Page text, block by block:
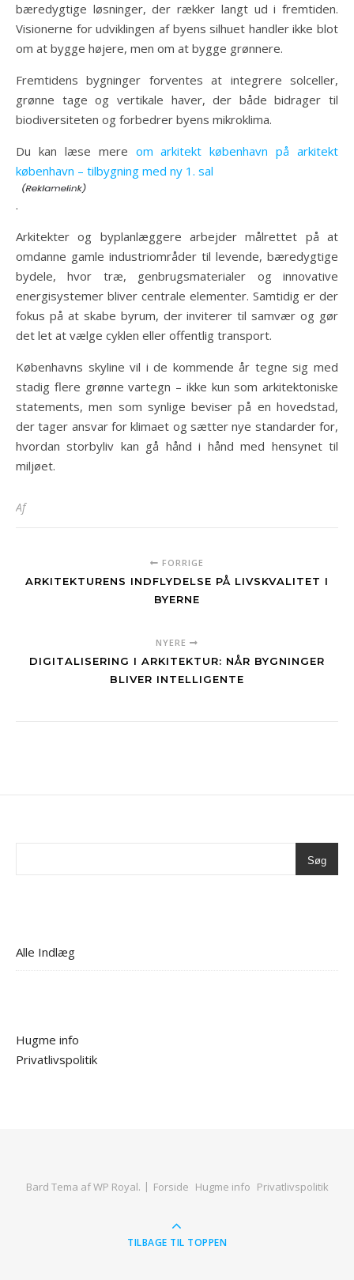
bæredygtige løsninger, der rækker langt ud i fremtiden.
Visionerne for udviklingen af byens silhuet handler ikke blot
om at bygge højere, men om at bygge grønnere.
Fremtidens bygninger forventes at integrere solceller,
grønne tage og vertikale haver, der både bidrager til
biodiversiteten og forbedrer byens mikroklima.
Du kan læse mere om arkitekt københavn på arkitekt
københavn – tilbygning med ny 1. sal
.
Arkitekter og byplanlæggere arbejder målrettet på at
omdanne gamle industriområder til levende, bæredygtige
bydele, hvor træ, genbrugsmaterialer og innovative
energisystemer bliver centrale elementer. Samtidig er der
fokus på at skabe byrum, der inviterer til samvær og gør
det let at vælge cyklen eller offentlig transport.
Københavns skyline vil i de kommende år tegne sig med
stadig flere grønne vartegn – ikke kun som arkitektoniske
statements, men som synlige beviser på en hovedstad,
der tager ansvar for klimaet og sætter nye standarder for,
hvordan storbyliv kan gå hånd i hånd med hensynet til
miljøet.
Af
FORRIGE
ARKITEKTURENS INDFLYDELSE PÅ LIVSKVALITET I
BYERNE
NYERE
DIGITALISERING I ARKITEKTUR: NÅR BYGNINGER
BLIVER INTELLIGENTE
Søg
Alle Indlæg
Hugme info
Privatlivspolitik
Bard Tema afWP Royal. Forside Hugme info Privatlivspolitik
TILBAGE TIL TOPPEN